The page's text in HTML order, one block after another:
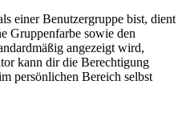
einer Benutzergruppe bist, dient
Gruppenfarbe sowie den
angezeigt wird,
kann dir die Berechtigung
persönlichen Bereich selbst